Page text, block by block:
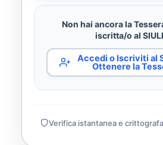
Non hai ancora la
iscritta/o al
Accedi o Iscriviti al
Ottenere la
Verifica istantanea e